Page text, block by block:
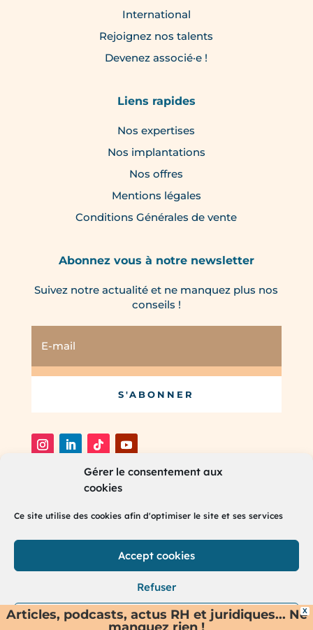
Gérer le consentement aux
cookies
Ce site utilise des cookies afin d'optimiser le site et ses services
Accept cookies
Refuser
Voir préférences
International
Rejoignez nos talents
Devenez associé·e !
Liens rapides
Nos expertises
Nos implantations
Nos offres
Mentions légales
Conditions Générales de vente
Abonnez vous à notre newsletter
Suivez notre actualité et ne manquez plus nos
conseils !
S'ABONNER
®2025 RH Partners. Tous droits réservés.
X
Articles, podcasts, actus RH et juridiques... Ne